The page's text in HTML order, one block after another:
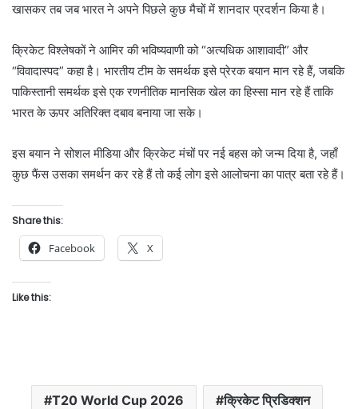
खासकर तब जब भारत ने अपने पिछले कुछ मैचों में शानदार प्रदर्शन किया है।
क्रिकेट विश्लेषकों ने आमिर की भविष्यवाणी को “अत्यधिक आशावादी” और
“विवादास्पद” कहा है। भारतीय टीम के समर्थक इसे प्रेरक बयान मान रहे हैं, जबकि
पाकिस्तानी समर्थक इसे एक रणनीतिक मानसिक खेल का हिस्सा मान रहे हैं ताकि
भारत के ऊपर अतिरिक्त दबाव बनाया जा सके।
इस बयान ने सोशल मीडिया और क्रिकेट मंचों पर नई बहस को जन्म दिया है, जहाँ
कुछ फैंस उसका समर्थन कर रहे हैं तो कई लोग इसे आलोचना का पात्र बता रहे हैं।
Share this:
Facebook X
Like this:
T20 World Cup 2026 क्रिकेट प्रिडिक्शन